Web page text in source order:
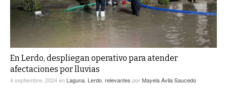
TRAYECTO LAGUNA
A MEDIA MAÑANA
A TODA LEY
ENTRE LAGUNEROS
TWEETS AND BEATS
LA MEJOR 97.1 ESTÉREO GALLITO
ACTUALIDADES GREM
PULSO
En Lerdo, despliegan operativo para atender
afectaciones por lluvias
4 septiembre, 2024en Laguna Lerdo relevantes porMayela Ávila Saucedo